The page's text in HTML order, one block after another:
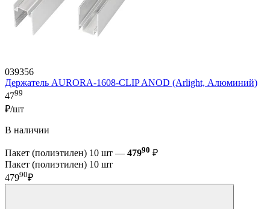
039356
Держатель AURORA-1608-CLIP ANOD (Arlight, Алюминий)
4799
₽/шт
В наличии
Пакет (полиэтилен) 10 шт — 47990 ₽
Пакет (полиэтилен) 10 шт
47990₽